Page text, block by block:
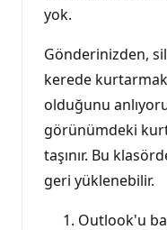
yok.
Gönderinizden,
kerede kurtarmak
olduğunu
görünümdeki
taşınır. Bu
geri yüklenebilir.
Outlook'u